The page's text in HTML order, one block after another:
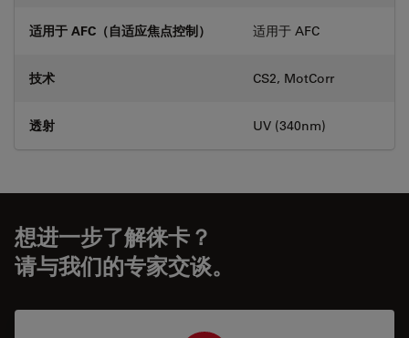
适用于 AFC（自适应焦点控制） 适用于 AFC
技术 CS2, MotCorr
透射 UV (340nm)
想进一步了解徕卡？
请与我们的专家交谈。